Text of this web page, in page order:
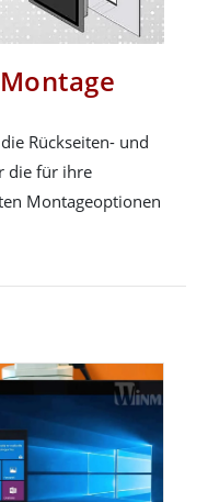
Rückseiten- und
die für ihre
Montageoptionen